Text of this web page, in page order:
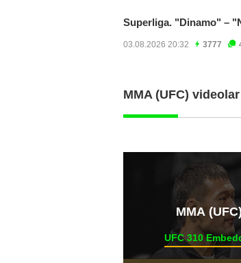
Superliga. "Dinamo" –
03.08.2026 20:32 3777
MMA (UFC) videolar
ММА
UFC 310